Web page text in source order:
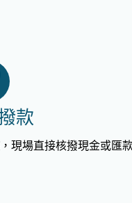
款
，現場直接核撥現金或匯